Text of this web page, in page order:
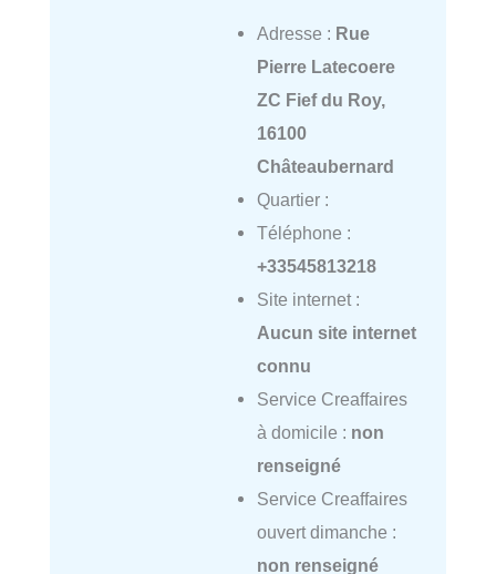
Adresse : Rue
Pierre Latecoere
ZC Fief du Roy,
16100
Châteaubernard
Quartier :
Téléphone :
+33545813218
Site internet :
Aucun site internet
connu
Service Creaffaires
à domicile : non
renseigné
Service Creaffaires
ouvert dimanche :
non renseigné